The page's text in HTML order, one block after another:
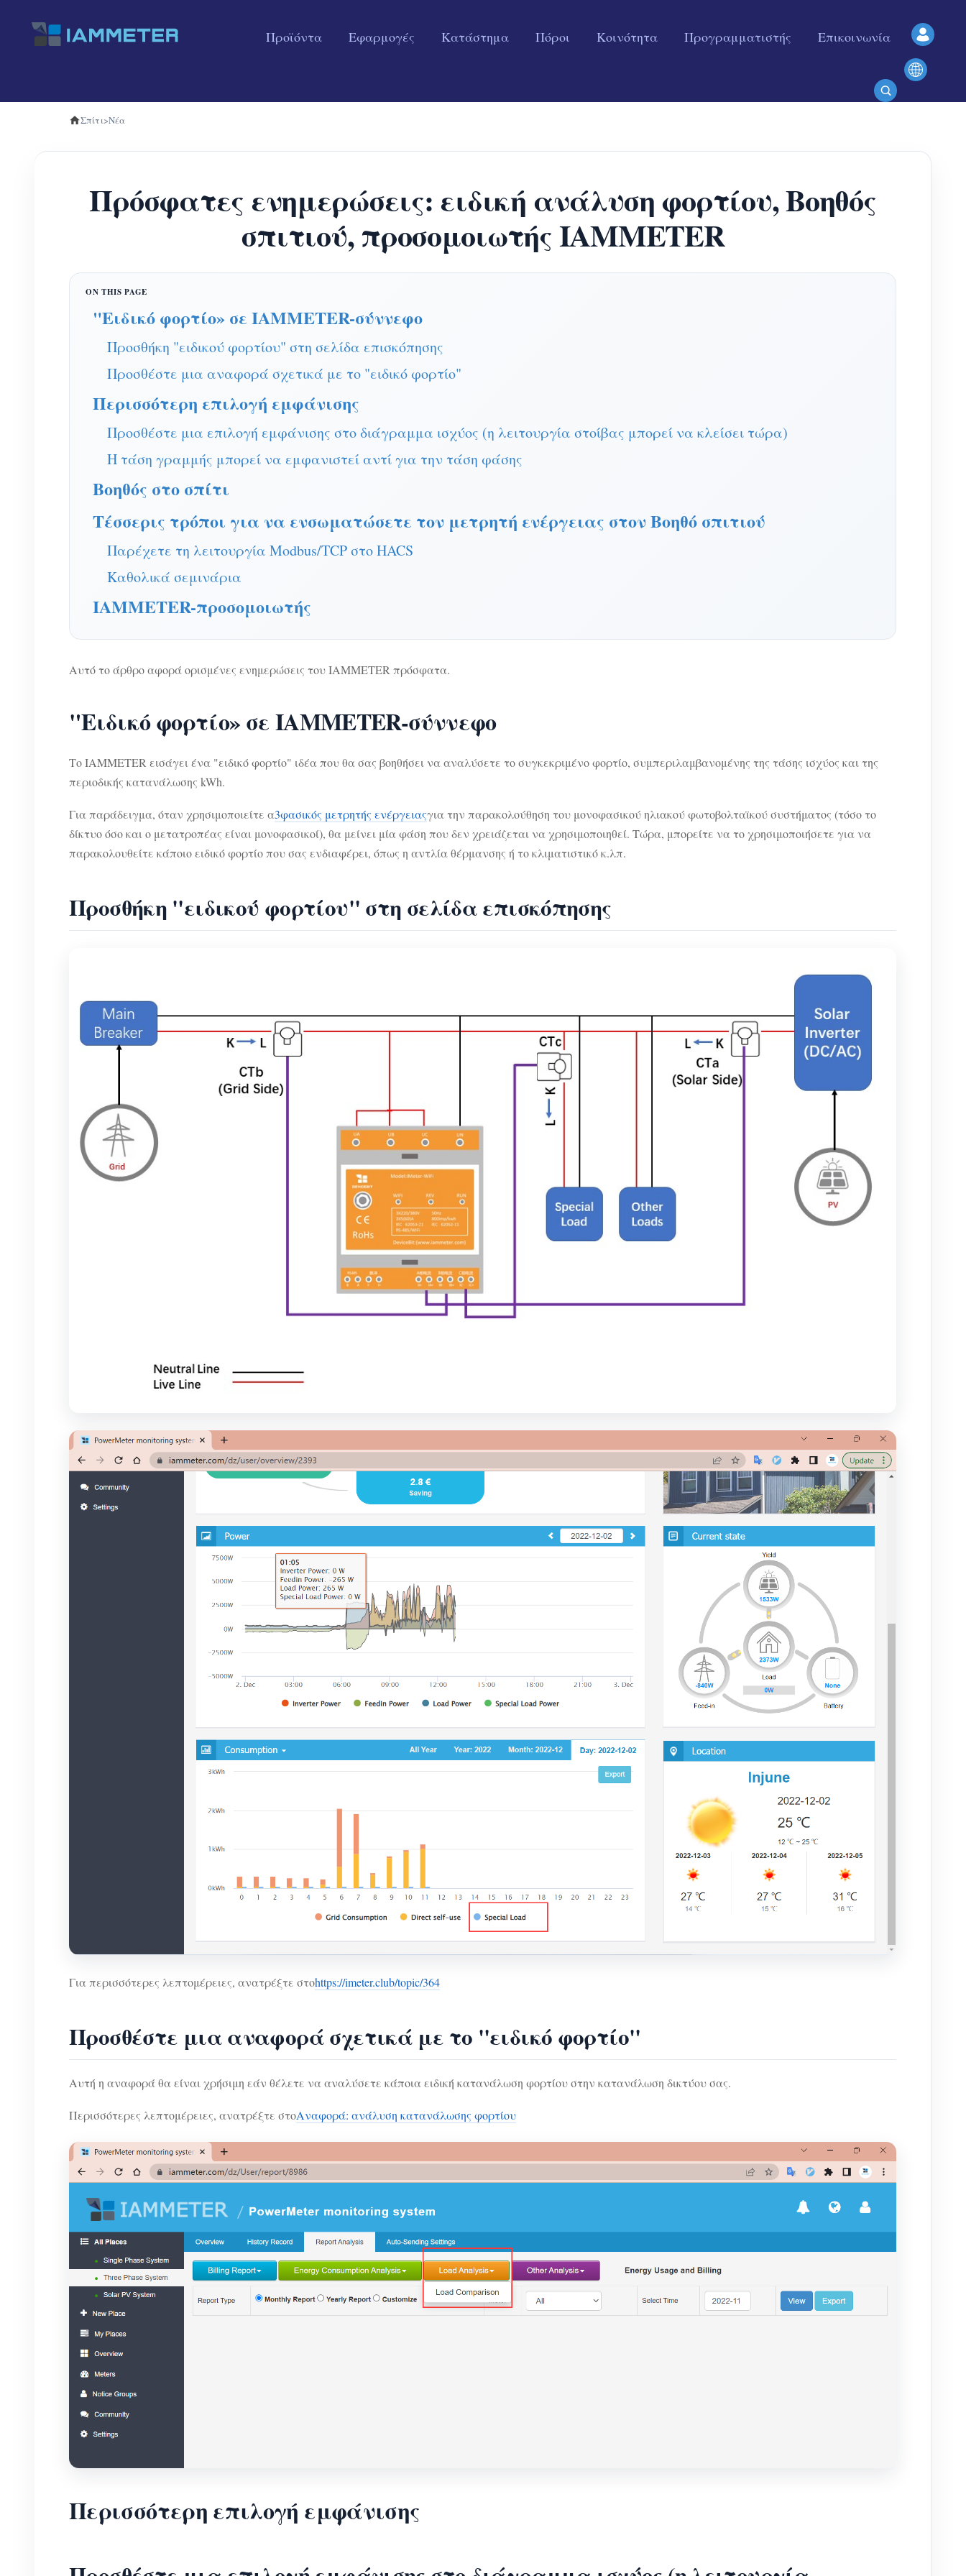
Προϊόντα Εφαρμογές Κατάστημα Πόροι Κοινότητα Προγραμματιστής Επικοινωνία
Σπίτι>Νέα
Πρόσφατες ενημερώσεις: ειδική ανάλυση φορτίου, Βοηθός
σπιτιού, προσομοιωτής IAMMETER
"Ειδικό φορτίο» σε IAMMETER-σύννεφο
Προσθήκη "ειδικού φορτίου" στη σελίδα επισκόπησης
Προσθέστε μια αναφορά σχετικά με το "ειδικό φορτίο"
Περισσότερη επιλογή εμφάνισης
Προσθέστε μια επιλογή εμφάνισης στο διάγραμμα ισχύος (η λειτουργία στοίβας μπορεί να κλείσει τώρα)
Η τάση γραμμής μπορεί να εμφανιστεί αντί για την τάση φάσης
Βοηθός στο σπίτι
Τέσσερις τρόποι για να ενσωματώσετε τον μετρητή ενέργειας στον Βοηθό σπιτιού
Παρέχετε τη λειτουργία Modbus/TCP στο HACS
Καθολικά σεμινάρια
IAMMETER-προσομοιωτής
Αυτό το άρθρο αφορά ορισμένες ενημερώσεις του IAMMETER πρόσφατα.
"Ειδικό φορτίο» σε IAMMETER-σύννεφο
Το IAMMETER εισάγει ένα "ειδικό φορτίο" ιδέα που θα σας βοηθήσει να αναλύσετε το συγκεκριμένο φορτίο, συμπεριλαμβανομένης της τάσης ισχύος και της
περιοδικής κατανάλωσης kWh.
Για παράδειγμα, όταν χρησιμοποιείτε α3φασικός μετρητής ενέργειαςγια την παρακολούθηση του μονοφασικού ηλιακού φωτοβολταϊκού συστήματος (τόσο το
δίκτυο όσο και ο μετατροπέας είναι μονοφασικοί), θα μείνει μία φάση που δεν χρειάζεται να χρησιμοποιηθεί. Τώρα, μπορείτε να το χρησιμοποιήσετε για να
παρακολουθείτε κάποιο ειδικό φορτίο που σας ενδιαφέρει, όπως η αντλία θέρμανσης ή το κλιματιστικό κ.λπ.
Προσθήκη "ειδικού φορτίου" στη σελίδα επισκόπησης
Για περισσότερες λεπτομέρειες, ανατρέξτε στοhttps://imeter.club/topic/364
Προσθέστε μια αναφορά σχετικά με το "ειδικό φορτίο"
Αυτή η αναφορά θα είναι χρήσιμη εάν θέλετε να αναλύσετε κάποια ειδική κατανάλωση φορτίου στην κατανάλωση δικτύου σας.
Περισσότερες λεπτομέρειες, ανατρέξτε στοΑναφορά: ανάλυση κατανάλωσης φορτίου
Περισσότερη επιλογή εμφάνισης